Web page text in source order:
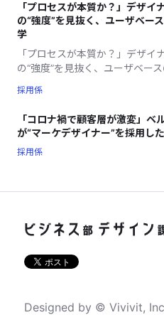
「プロセスが本質か？」デザイ
の“強度”を見抜く、ユーザベー
学
「プロセスが本質か？」デザイ
の“強度”を見抜く、ユーザベー
採用係
「コロナ禍で顧客層が激変」ベ
が“マーケデザイナー”を採用し
採用係
Designed by © Vivivit,